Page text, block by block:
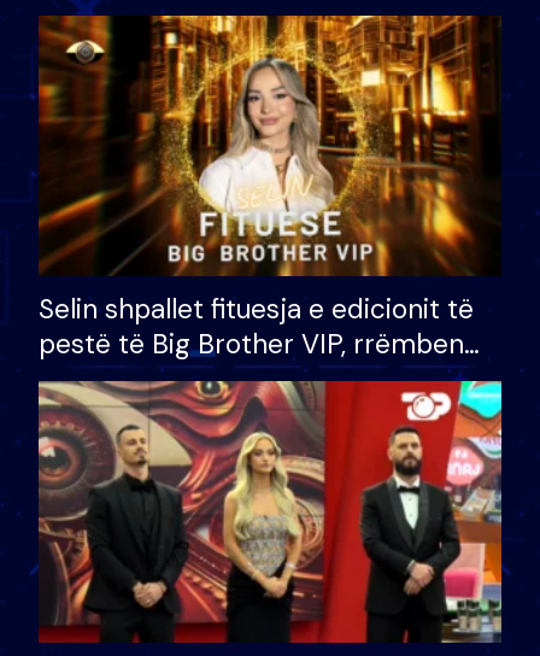
Selin shpallet fituesja e edicionit të
pestë të Big Brother VIP, rrëmben
çmimin e madh prej 100 mijë eurosh